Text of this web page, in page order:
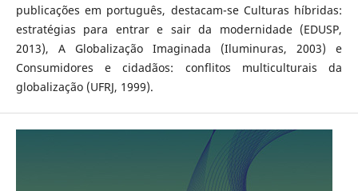
publicações em português, destacam-se Culturas híbridas:
estratégias para entrar e sair da modernidade (EDUSP,
2013), A Globalização Imaginada (Iluminuras, 2003) e
Consumidores e cidadãos: conflitos multiculturais da
globalização (UFRJ, 1999).